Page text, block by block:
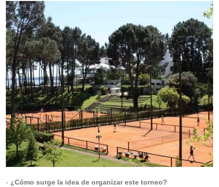
- ¿Cómo surge la idea de organizar este torneo?